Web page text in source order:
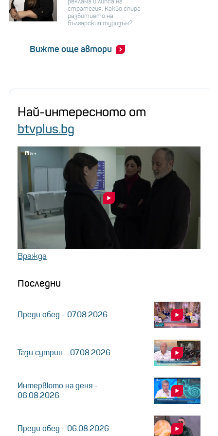
стратегия: Какво спира
развитието на
българския туризъм?
Вижте още автори
Най-интересното от
btvplus.bg
Вражда
Последни
Преди обед - 07.08.2026
Тази сутрин - 07.08.2026
Интервюто на деня -
06.08.2026
Преди обед - 06.08.2026